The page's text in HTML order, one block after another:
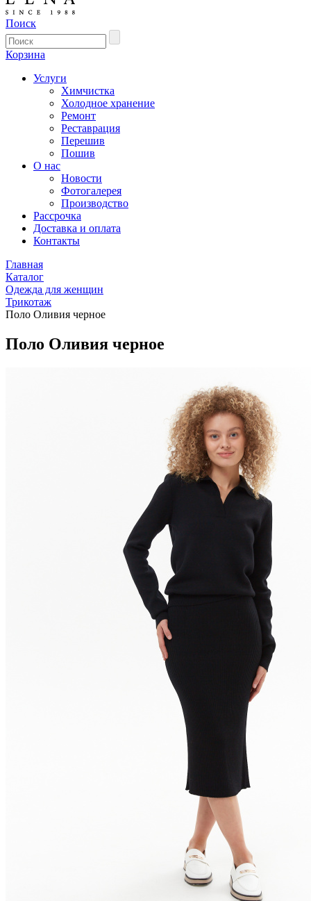
Поиск
Корзина
Услуги
Химчистка
Холодное хранение
Ремонт
Реставрация
Перешив
Пошив
О нас
Новости
Фотогалерея
Производство
Рассрочка
Доставка и оплата
Контакты
Главная
Каталог
Одежда для женщин
Трикотаж
Поло Оливия черное
Поло Оливия черное